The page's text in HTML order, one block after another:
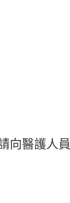
向醫護人